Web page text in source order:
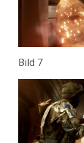
Bild 7